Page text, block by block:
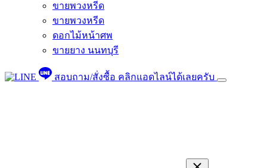
ขายพวงหรีด
ขายพวงหรีด
ดอกไม้หน้าศพ
ขายยาง นนทบุรี
สอบถาม/สั่งซื้อ คลิกแอดไลน์ได้เลยครับ